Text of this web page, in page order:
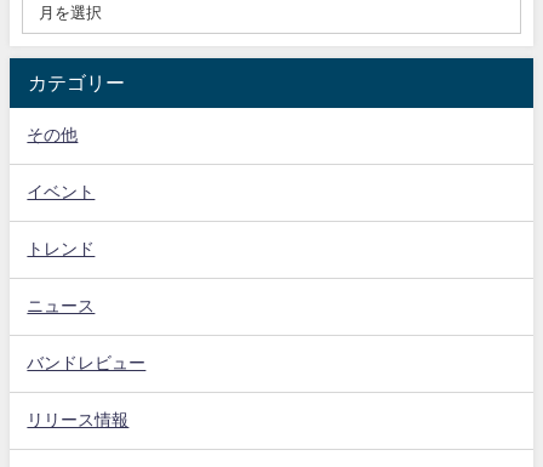
カテゴリー
その他
イベント
トレンド
ニュース
バンドレビュー
リリース情報